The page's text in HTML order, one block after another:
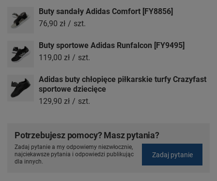
Buty sandały Adidas Comfort [FY8856]
76,90 zł / szt.
Buty sportowe Adidas Runfalcon [FY9495]
119,00 zł / szt.
Adidas buty chłopięce piłkarskie turfy Crazyfast
sportowe dziecięce
129,90 zł / szt.
Potrzebujesz pomocy? Masz pytania?
Zadaj pytanie a my odpowiemy niezwłocznie,
najciekawsze pytania i odpowiedzi publikując
dla innych.
Zadaj pytanie